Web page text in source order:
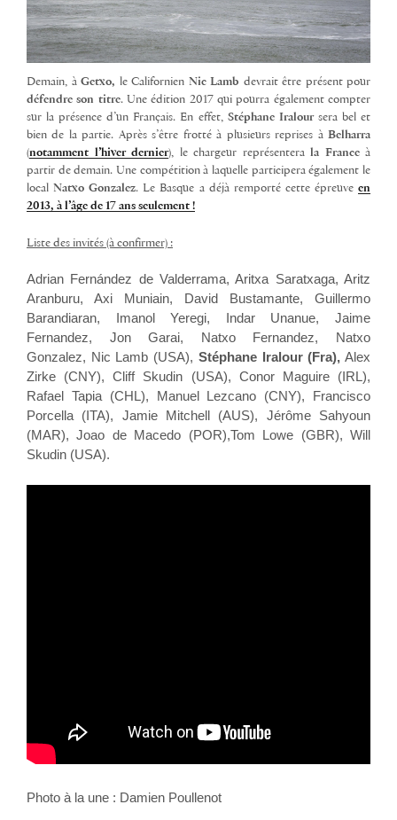
Demain, à Getxo, le Californien Nic Lamb devrait être présent pour
défendre son titre. Une édition 2017 qui pourra également compter
sur la présence d’un Français. En effet, Stéphane Iraloursera bel et
bien de la partie. Après s’être frotté à plusieurs reprises à Belharra
(notamment l’hiver dernier), le chargeur représenterala Franceà
partir de demain. Une compétition à laquelle participera également le
localNatxo Gonzalez. Le Basque a déjà remporté cette épreuveen
2013, à l’âge de 17 ans seulement !
Liste des invités (à confirmer) :
Adrian Fernández de Valderrama, Aritxa Saratxaga, Aritz
Aranburu, Axi Muniain, David Bustamante, Guillermo
Barandiaran, Imanol Yeregi, Indar Unanue, Jaime
Fernandez, Jon Garai, Natxo Fernandez, Natxo
Gonzalez, Nic Lamb (USA), Stéphane Iralour (Fra), Alex
Zirke (CNY), Cliff Skudin (USA), Conor Maguire (IRL),
Rafael Tapia (CHL), Manuel Lezcano (CNY), Francisco
Porcella (ITA), Jamie Mitchell (AUS), Jérôme Sahyoun
(MAR), Joao de Macedo (POR),Tom Lowe (GBR), Will
Skudin (USA).
Photo à la une : Damien Poullenot